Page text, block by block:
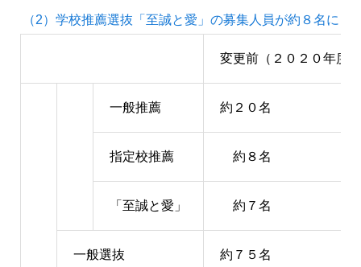
（2）学校推薦選抜「至誠と愛」の募集人員が約８名に
変更前（２０２０年度
一般推薦 約２０名
指定校推薦 約８名
「至誠と愛」 約７名
一般選抜 約７５名